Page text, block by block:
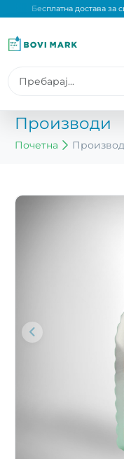
Бесплатна достава за
Производи
Почетна